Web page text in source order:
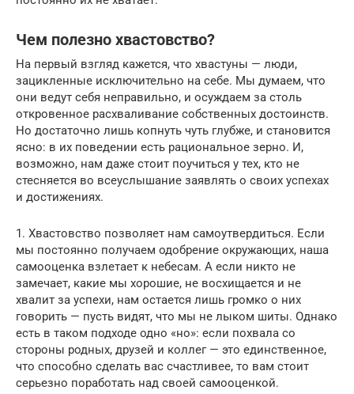
Чем полезно хвастовство?
На первый взгляд кажется, что хвастуны — люди,
зацикленные исключительно на себе. Мы думаем, что
они ведут себя неправильно, и осуждаем за столь
откровенное расхваливание собственных достоинств.
Но достаточно лишь копнуть чуть глубже, и становится
ясно: в их поведении есть рациональное зерно. И,
возможно, нам даже стоит поучиться у тех, кто не
стесняется во всеуслышание заявлять о своих успехах
и достижениях.
1. Хвастовство позволяет нам самоутвердиться. Если
мы постоянно получаем одобрение окружающих, наша
самооценка взлетает к небесам. А если никто не
замечает, какие мы хорошие, не восхищается и не
хвалит за успехи, нам остается лишь громко о них
говорить — пусть видят, что мы не лыком шиты. Однако
есть в таком подходе одно «но»: если похвала со
стороны родных, друзей и коллег — это единственное,
что способно сделать вас счастливее, то вам стоит
серьезно поработать над своей самооценкой.